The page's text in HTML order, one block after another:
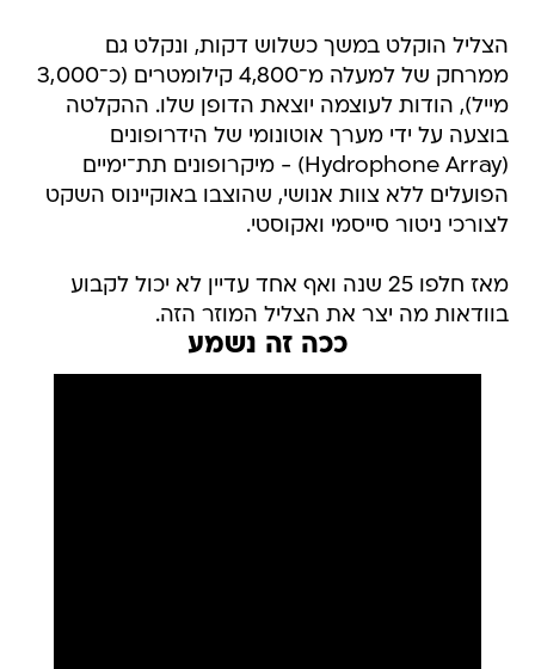
הצליל הוקלט במשך כשלוש דקות, ונקלט גם
ממרחק של למעלה מ־4,800 קילומטרים (כ־3,000
מייל), הודות לעוצמה יוצאת הדופן שלו. ההקלטה
בוצעה על ידי מערך אוטונומי של הידרופונים
(Hydrophone Array) - מיקרופונים תת־ימיים
הפועלים ללא צוות אנושי, שהוצבו באוקיינוס השקט
לצורכי ניטור סייסמי ואקוסטי.
מאז חלפו 25 שנה ואף אחד עדיין לא יכול לקבוע
בוודאות מה יצר את הצליל המוזר הזה.
ככה זה נשמע